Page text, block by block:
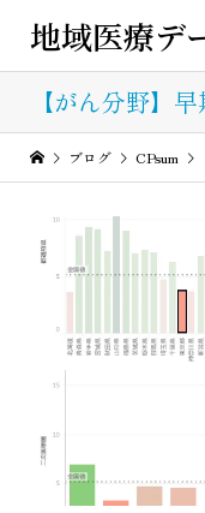
地域医療デ
【がん分野】
ブログ CPsum